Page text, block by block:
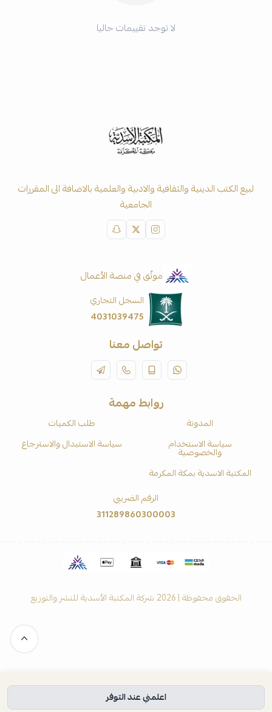
اعلمني عند التوفر
لا توجد تقييمات حاليا
لبيع الكتب الدينية والثقافية والادبية والعلمية بالاضافة الى المقررات
الجامعية
موثّق في منصة الأعمال
السجل التجاري
4031039475
تواصل معنا
روابط مهمة
المدونة
طلب الكميات
سياسة الاستخدام
والخصوصية
سياسة الاستبدال والاسترجاع
المكتبة الاسدية بمكة المكرمة
الرقم الضريبي
311289860300003
الحقوق محفوظة | 2026 شركة المكتبة الأسدية للنشر والتوزيع